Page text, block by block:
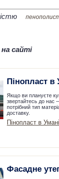
сайті
Пінопласт в
Якщо ви плануєте
звертайтесь до нас
потрібний тип
доставку.
Пінопласт в Умані
Фасадне